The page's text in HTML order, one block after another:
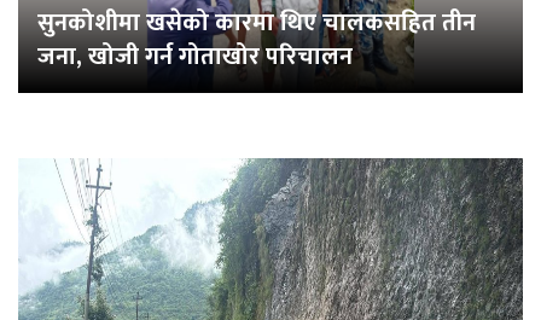
सुनकोशीमा खसेको कारमा थिए चालकसहित तीन
जना, खोजी गर्न गोताखोर परिचालन